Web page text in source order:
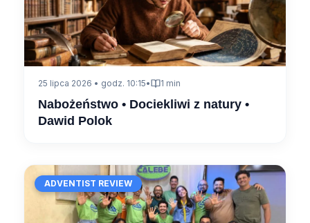
25 lipca 2026 • godz. 10:15• 1 min
Nabożeństwo • Dociekliwi z natury •
Dawid Polok
ADVENTIST REVIEW